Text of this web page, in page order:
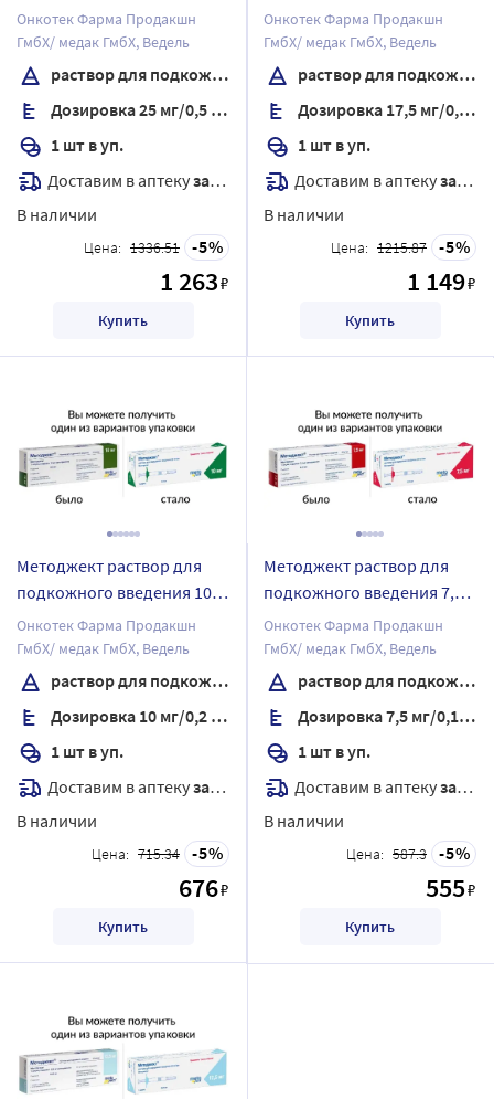
мг/0,5 мл раствор для
подкожного введения
шприц 1 шт.
Онкотек Фарма Продакшн
ГмбХ/ медак ГмбХ, Ведель
раствор для подкожного введения
Дозировка 25 мг/0,5 мл
1 шт в уп.
Доставим в аптекузавтра
В наличии
Цена: 1336.51 5
1 263₽
Купить
мг/0,35 мл раствор для
подкожного введения
шприц 1 шт.
Онкотек Фарма Продакшн
ГмбХ/ медак ГмбХ, Ведель
раствор для подкожного введения
Дозировка 17,5 мг/0,35 мл
1 шт в уп.
Доставим в аптекузавтра
В наличии
Цена: 1215.87 5
1 149₽
Купить
Методжект раствор для
подкожного введения 10
мг/0,2 мл раствор для
подкожного введения
шприц 1 шт.
Онкотек Фарма Продакшн
ГмбХ/ медак ГмбХ, Ведель
раствор для подкожного введения
Дозировка 10 мг/0,2 мл
1 шт в уп.
Доставим в аптекузавтра
В наличии
Цена: 715.34 5
676₽
Купить
Методжект раствор для
подкожного введения 7,5
мг/0,15 мл раствор для
подкожного введения
шприц 1 шт.
Онкотек Фарма Продакшн
ГмбХ/ медак ГмбХ, Ведель
раствор для подкожного введения
Дозировка 7,5 мг/0,15 мл
1 шт в уп.
Доставим в аптекузавтра
В наличии
Цена: 587.3 5
555₽
Купить